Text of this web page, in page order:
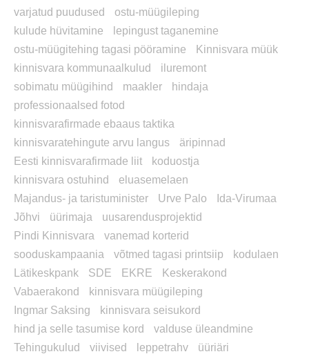
varjatud puudused
ostu-müügileping
kulude hüvitamine
lepingust taganemine
ostu-müügitehing tagasi pööramine
Kinnisvara müük
kinnisvara kommunaalkulud
iluremont
sobimatu müügihind
maakler
hindaja
professionaalsed fotod
kinnisvarafirmade ebaaus taktika
kinnisvaratehingute arvu langus
äripinnad
Eesti kinnisvarafirmade liit
koduostja
kinnisvara ostuhind
eluasemelaen
Majandus- ja taristuminister
Urve Palo
Ida-Virumaa
Jõhvi
üürimaja
uusarendusprojektid
Pindi Kinnisvara
vanemad korterid
sooduskampaania
võtmed tagasi printsiip
kodulaen
Lätikeskpank
SDE EKRE
Keskerakond
Vabaerakond
kinnisvara müügileping
Ingmar Saksing
kinnisvara seisukord
hind ja selle tasumise kord
valduse üleandmine
Tehingukulud
viivised leppetrahv
üüriäri